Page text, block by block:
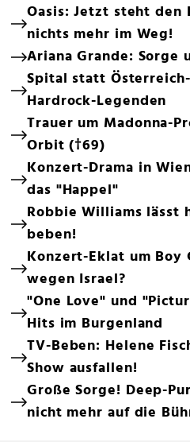
Oasis: Jetzt steht den
nichts mehr im Weg!
Ariana Grande: Sorge
Spital statt
Hardrock-Legenden
Trauer um Madonna-
Orbit (†69)
Konzert-Drama in
das "Happel"
Robbie Williams lässt
beben!
Konzert-Eklat um Boy
wegen Israel?
"One Love" und
Hits im Burgenland
TV-Beben: Helene
Show ausfallen!
Große Sorge! Deep-
nicht mehr auf die